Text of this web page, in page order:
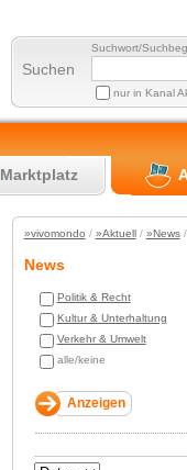
Suchen
Suchwort/
nur in Kanal
Marktplatz
»vivomondo / »Aktuell/ »News/
News
Politik & Recht
Kultur & Unterhaltung
Verkehr & Umwelt
alle/keine